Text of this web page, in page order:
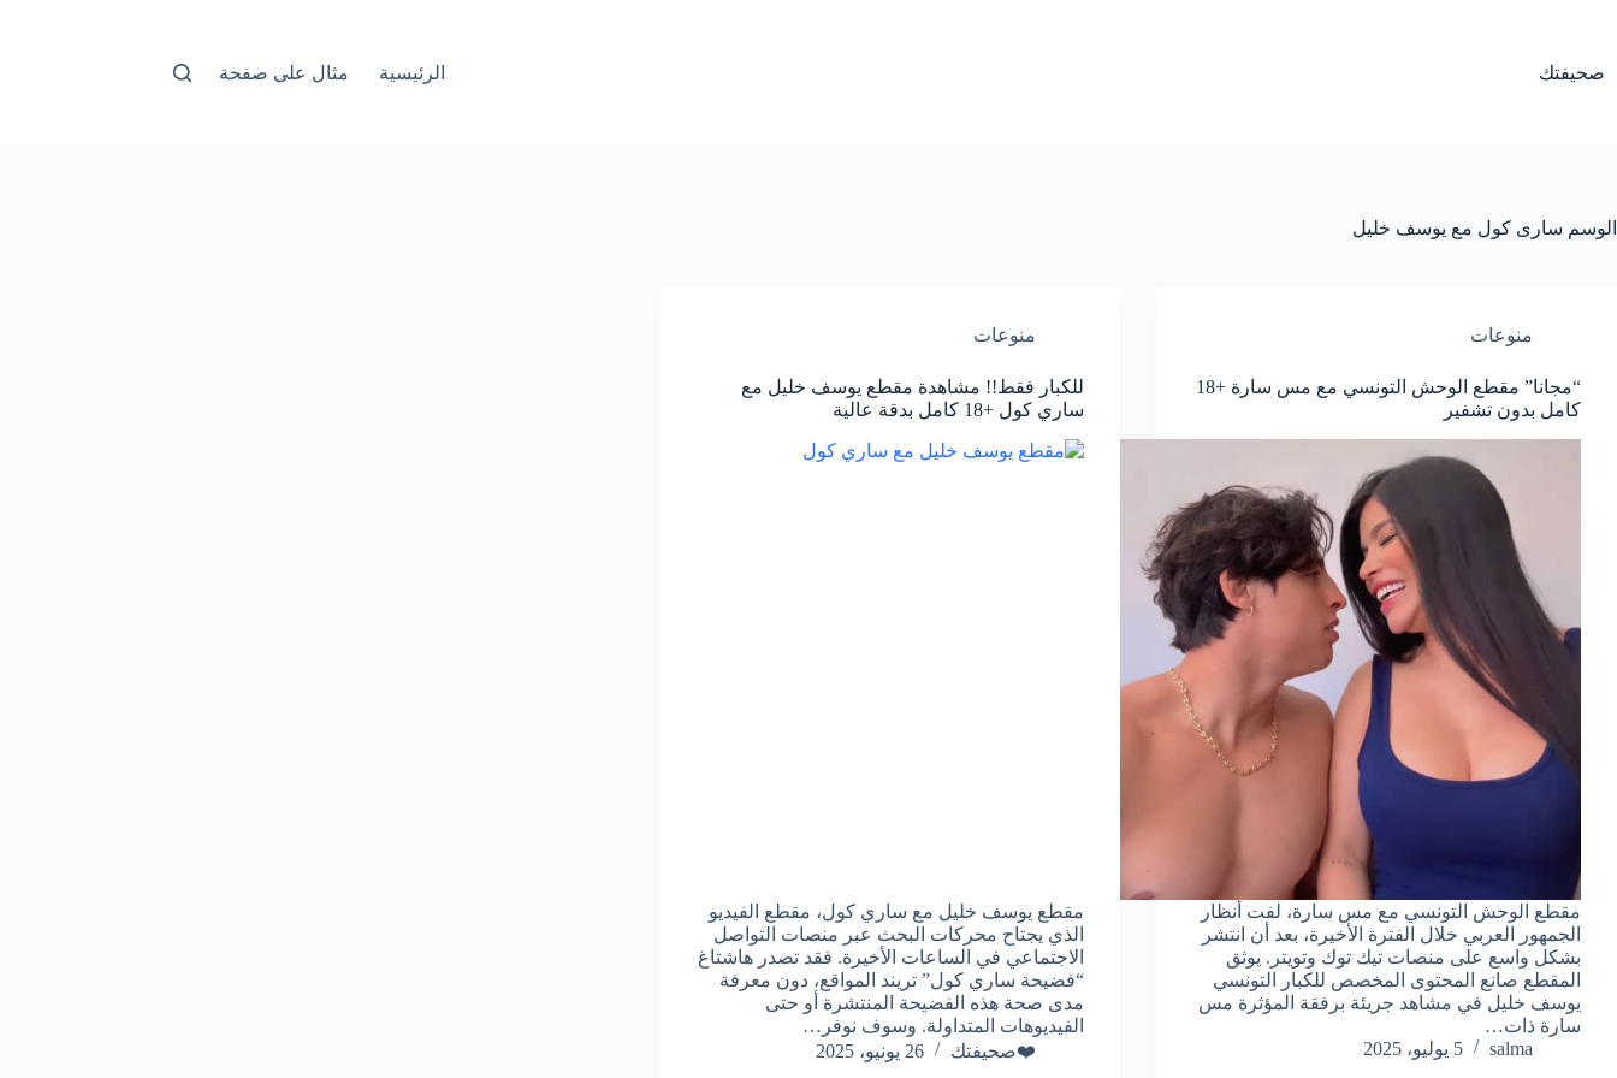
صحيفتك الرئيسية مثال على صفحة
الوسم سارى كول مع يوسف خليل
منوعات
“مجانا” مقطع الوحش التونسي مع مس سارة +18
كامل بدون تشفير
مقطع الوحش التونسي مع مس سارة، لفت أنظار
الجمهور العربي خلال الفترة الأخيرة، بعد أن انتشر
بشكل واسع على منصات تيك توك وتويتر. يوثق
المقطع صانع المحتوى المخصص للكبار التونسي
يوسف خليل في مشاهد جريئة برفقة المؤثرة مس
سارة ذات…
salma
5 يوليو، 2025
منوعات
للكبار فقط!! مشاهدة مقطع يوسف خليل مع
ساري كول +18 كامل بدقة عالية
مقطع يوسف خليل مع ساري كول، مقطع الفيديو
الذي يجتاح محركات البحث عبر منصات التواصل
الاجتماعي في الساعات الأخيرة. فقد تصدر هاشتاغ
“فضيحة ساري كول” تريند المواقع، دون معرفة
مدى صحة هذه الفضيحة المنتشرة أو حتى
الفيديوهات المتداولة. وسوف نوفر…
❤️صحيفتك
26 يونيو، 2025